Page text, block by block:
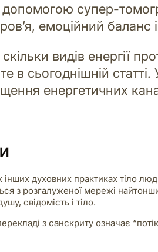
супер-
емоційний баланс
видів енергії
сьогоднішній статті.
енергетичних
інших духовних практиках тіло
з розгалуженої мережі
свідомість і тіло.
з санскриту означає